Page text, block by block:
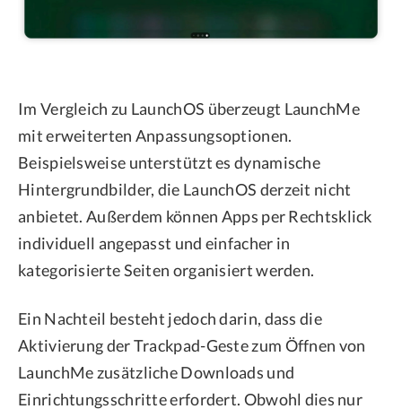
Im Vergleich zu LaunchOS überzeugt LaunchMe
mit erweiterten Anpassungsoptionen.
Beispielsweise unterstützt es dynamische
Hintergrundbilder, die LaunchOS derzeit nicht
anbietet. Außerdem können Apps per Rechtsklick
individuell angepasst und einfacher in
kategorisierte Seiten organisiert werden.
Ein Nachteil besteht jedoch darin, dass die
Aktivierung der Trackpad-Geste zum Öffnen von
LaunchMe zusätzliche Downloads und
Einrichtungsschritte erfordert. Obwohl dies nur